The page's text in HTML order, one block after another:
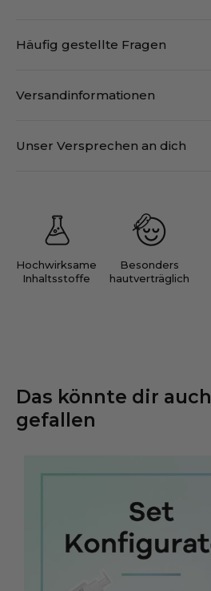
Häufig gestellte Fragen
Versandinformationen
Unser Versprechen an dich
Hochwirksame
Inhaltsstoffe
Besonders
hautverträglich
Das könnte dir auch
gefallen